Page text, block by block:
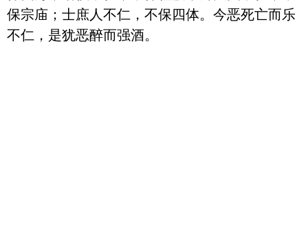
保宗庙；士庶人不仁，不保四体。今恶死亡而乐